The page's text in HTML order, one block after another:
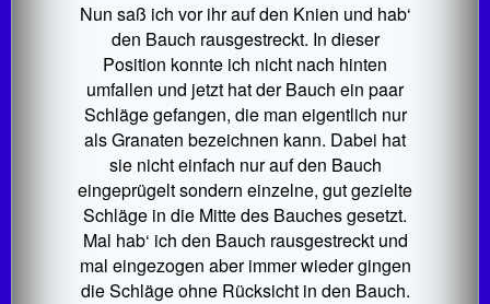
Nun saß ich vor ihr auf den Knien und hab‘
den Bauch rausgestreckt. In dieser
Position konnte ich nicht nach hinten
umfallen und jetzt hat der Bauch ein paar
Schläge gefangen, die man eigentlich nur
als Granaten bezeichnen kann. Dabei hat
sie nicht einfach nur auf den Bauch
eingeprügelt sondern einzelne, gut gezielte
Schläge in die Mitte des Bauches gesetzt.
Mal hab‘ ich den Bauch rausgestreckt und
mal eingezogen aber immer wieder gingen
die Schläge ohne Rücksicht in den Bauch.